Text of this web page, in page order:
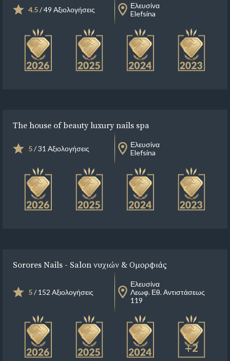
4.5/ 49 Αξιολογήσεις
Ελευσίνα
Elefsína
The house of beauty luxury nails spa
5/ 31 Αξιολογήσεις
Ελευσίνα
Elefsína
Sorores Nails - Salon νυχιών & Ομορφιάς
5/ 152 Αξιολογήσεις
Ελευσίνα
Λεωφ. Εθ. Αντιστάσεως
119
+2